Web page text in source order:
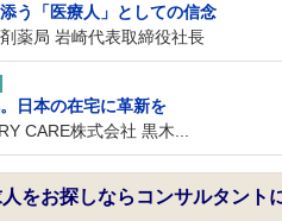
う「医療人」としての信念
薬局 岩崎代表取締役社長
日本の在宅に革新を
CARE株式会社 黒木...
をお探しならコンサルタント